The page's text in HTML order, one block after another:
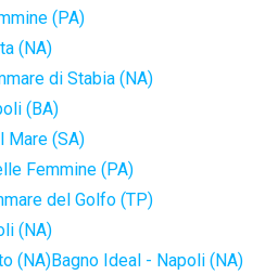
(PA)
(NA)
di Stabia (NA)
(BA)
Mare (SA)
Femmine (PA)
del Golfo (TP)
(NA)
(NA)Bagno Ideal - Napoli (NA)